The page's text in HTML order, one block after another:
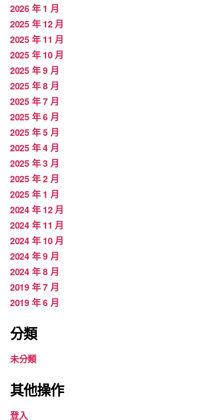
2026 年 1 月
2025 年 12 月
2025 年 11 月
2025 年 10 月
2025 年 9 月
2025 年 8 月
2025 年 7 月
2025 年 6 月
2025 年 5 月
2025 年 4 月
2025 年 3 月
2025 年 2 月
2025 年 1 月
2024 年 12 月
2024 年 11 月
2024 年 10 月
2024 年 9 月
2024 年 8 月
2019 年 7 月
2019 年 6 月
分類
未分類
其他操作
登入